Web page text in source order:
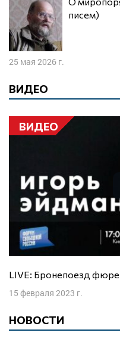
писем)
25 мая 2026 г.
ВИДЕО
ВИДЕО
LIVE: Бронепоезд
15 февраля 2023 г.
НОВОСТИ